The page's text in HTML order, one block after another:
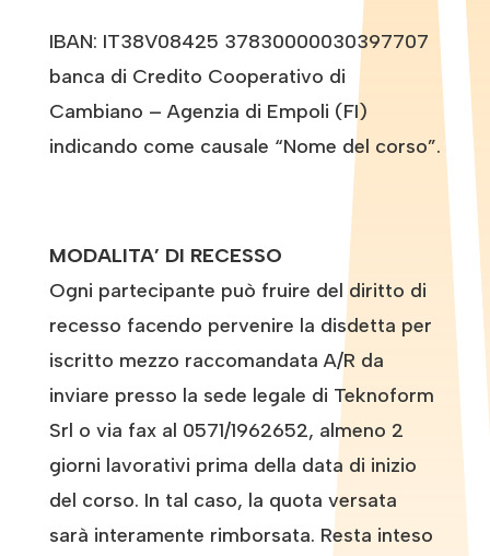
IBAN: IT38V08425 37830000030397707
banca di Credito Cooperativo di
Cambiano – Agenzia di Empoli (FI)
indicando come causale “Nome del corso”.
MODALITA’ DI RECESSO
Ogni partecipante può fruire del diritto di
recesso facendo pervenire la disdetta per
iscritto mezzo raccomandata A/R da
inviare presso la sede legale di Teknoform
Srl o via fax al 0571/1962652, almeno 2
giorni lavorativi prima della data di inizio
del corso. In tal caso, la quota versata
sarà interamente rimborsata. Resta inteso